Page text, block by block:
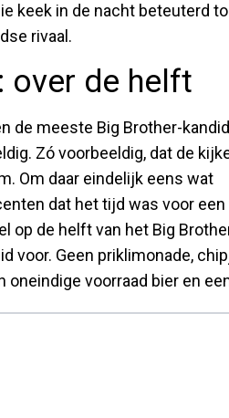
keek in de nacht beteuterd
rivaal.
over de helft
de meeste Big Brother-
Zó voorbeeldig, dat de
Om daar eindelijk eens wat
dat het tijd was voor
op de helft van het Big
voor. Geen priklimonade,
voorraad bier en